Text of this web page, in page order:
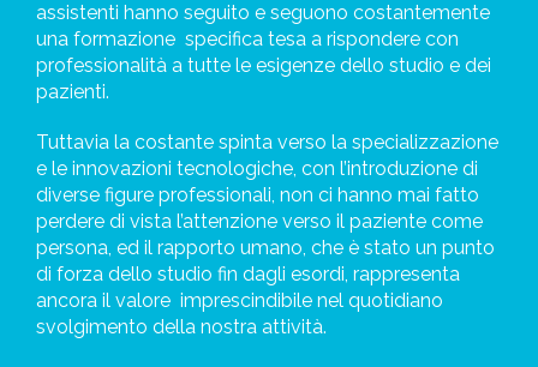
assistenti hanno seguito e seguono costantemente
una formazione specifica tesa a rispondere con
professionalità a tutte le esigenze dello studio e dei
pazienti.
Tuttavia la costante spinta verso la specializzazione
e le innovazioni tecnologiche, con l’introduzione di
diverse figure professionali, non ci hanno mai fatto
perdere di vista l’attenzione verso il paziente come
persona, ed il rapporto umano, che è stato un punto
di forza dello studio fin dagli esordi, rappresenta
ancora il valore imprescindibile nel quotidiano
svolgimento della nostra attività.